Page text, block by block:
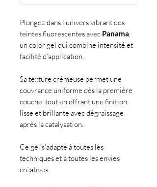
Plongez dans l’univers vibrant des
teintes fluorescentes avec Panama,
un color gel qui combine intensité et
facilité d’application.
Sa texture crémeuse permet une
couvrance uniforme dès la première
couche, tout en offrant une finition
lisse et brillante avec dégraissage
après la catalysation.
Ce gel s’adapte à toutes les
techniques et à toutes les envies
créatives.